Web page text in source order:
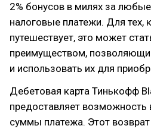
2% бонусов в милях за
налоговые платежи. Для тех,
путешествует, это может
преимуществом,
и использовать их для
Дебетовая карта Тинькофф
предоставляет возможность
суммы платежа. Этот возврат